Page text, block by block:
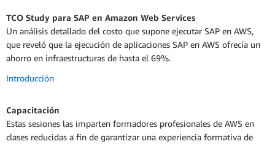
TCO Study para SAP en Amazon Web Services
Un análisis detallado del costo que supone ejecutar SAP en AWS,
que reveló que la ejecución de aplicaciones SAP en AWS ofrecía un
ahorro en infraestructuras de hasta el 69%.
Introducción
Capacitación
Estas sesiones las imparten formadores profesionales de AWS en
clases reducidas a fin de garantizar una experiencia formativa de